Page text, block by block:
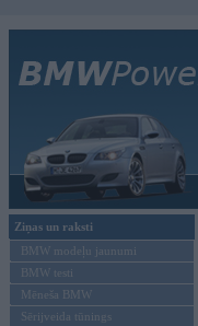
Ziņas un raksti
BMW modeļu jaunumi
BMW testi
Mēneša BMW
Sērijveida tūnings